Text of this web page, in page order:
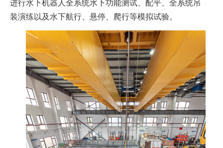
进行水下机器人全系统水下功能测试、配平、全系统吊
装演练以及水下航行、悬停、爬行等模拟试验。